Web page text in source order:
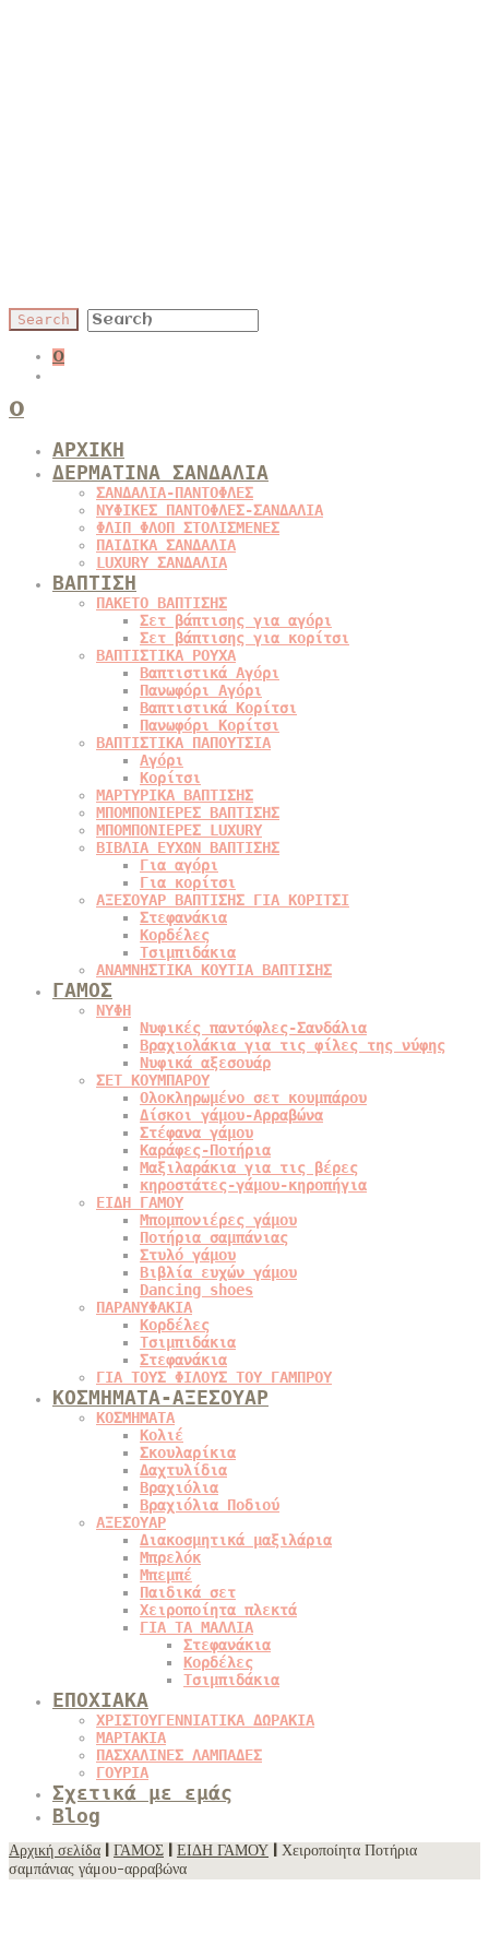
0
0
ΑΡΧΙΚΗ
ΔΕΡΜΑΤΙΝΑ ΣΑΝΔΑΛΙΑ
ΣΑΝΔΑΛΙΑ-ΠΑΝΤΟΦΛΕΣ
ΝΥΦΙΚΕΣ ΠΑΝΤΟΦΛΕΣ-ΣΑΝΔΑΛΙΑ
ΦΛΙΠ ΦΛΟΠ ΣΤΟΛΙΣΜΕΝΕΣ
ΠΑΙΔΙΚΑ ΣΑΝΔΑΛΙΑ
LUXURY ΣΑΝΔΑΛΙΑ
ΒΑΠΤΙΣΗ
ΠΑΚΕΤΟ ΒΑΠΤΙΣΗΣ
Σετ βάπτισης για αγόρι
Σετ βάπτισης για κορίτσι
ΒΑΠΤΙΣΤΙΚΑ ΡΟΥΧΑ
Βαπτιστικά Αγόρι
Πανωφόρι Αγόρι
Βαπτιστικά Κορίτσι
Πανωφόρι Κορίτσι
ΒΑΠΤΙΣΤΙΚΑ ΠΑΠΟΥΤΣΙΑ
Αγόρι
Κορίτσι
ΜΑΡΤΥΡΙΚΑ ΒΑΠΤΙΣΗΣ
ΜΠΟΜΠΟΝΙΕΡΕΣ ΒΑΠΤΙΣΗΣ
ΜΠΟΜΠΟΝΙΕΡΕΣ LUXURY
ΒΙΒΛΙΑ ΕΥΧΩΝ ΒΑΠΤΙΣΗΣ
Για αγόρι
Για κορίτσι
ΑΞΕΣΟΥΑΡ ΒΑΠΤΙΣΗΣ ΓΙΑ ΚΟΡΙΤΣΙ
Στεφανάκια
Κορδέλες
Τσιμπιδάκια
ΑΝΑΜΝΗΣΤΙΚΑ ΚΟΥΤΙΑ ΒΑΠΤΙΣΗΣ
ΓΑΜΟΣ
ΝΥΦΗ
Νυφικές παντόφλες-Σανδάλια
Βραχιολάκια για τις φίλες της νύφης
Νυφικά αξεσουάρ
ΣΕΤ ΚΟΥΜΠΑΡΟΥ
Ολοκληρωμένο σετ κουμπάρου
Δίσκοι γάμου-Αρραβώνα
Στέφανα γάμου
Καράφες-Ποτήρια
Μαξιλαράκια για τις βέρες
κηροστάτες-γάμου-κηροπήγια
ΕΙΔΗ ΓΑΜΟΥ
Μπομπονιέρες γάμου
Ποτήρια σαμπάνιας
Στυλό γάμου
Βιβλία ευχών γάμου
Dancing shoes
ΠΑΡΑΝΥΦΑΚΙΑ
Κορδέλες
Τσιμπιδάκια
Στεφανάκια
ΓΙΑ ΤΟΥΣ ΦΙΛΟΥΣ ΤΟΥ ΓΑΜΠΡΟΥ
ΚΟΣΜΗΜΑΤΑ-ΑΞΕΣΟΥΑΡ
ΚΟΣΜΗΜΑΤΑ
Κολιέ
Σκουλαρίκια
Δαχτυλίδια
Βραχιόλια
Βραχιόλια Ποδιού
ΑΞΕΣΟΥΑΡ
Διακοσμητικά μαξιλάρια
Μπρελόκ
Μπεμπέ
Παιδικά σετ
Χειροποίητα πλεκτά
ΓΙΑ ΤΑ ΜΑΛΛΙΑ
Στεφανάκια
Κορδέλες
Τσιμπιδάκια
ΕΠΟΧΙΑΚΑ
ΧΡΙΣΤΟΥΓΕΝΝΙΑΤΙΚΑ ΔΩΡΑΚΙΑ
ΜΑΡΤΑΚΙΑ
ΠΑΣΧΑΛΙΝΕΣ ΛΑΜΠΑΔΕΣ
ΓΟΥΡΙΑ
Σχετικά με εμάς
Blog
Αρχική σελίδα ΓΑΜΟΣ ΕΙΔΗ ΓΑΜΟΥ | Χειροποίητα Ποτήρια
σαμπάνιας γάμου-αρραβώνα